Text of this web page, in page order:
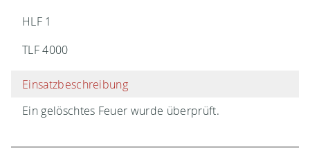
HLF 1
TLF 4000
Einsatzbeschreibung
Ein gelöschtes Feuer wurde überprüft.